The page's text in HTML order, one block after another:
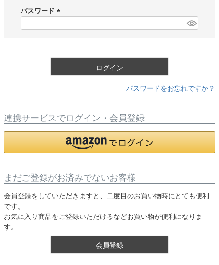
)
パスワード
ログイン
パスワードをお忘れですか？
連携サービスでログイン・会員登録
まだご登録がお済みでないお客様
会員登録をしていただきますと、二度目のお買い物時にとても便利
です。
お気に入り商品をご登録いただけるなどお買い物が便利になりま
す。
会員登録